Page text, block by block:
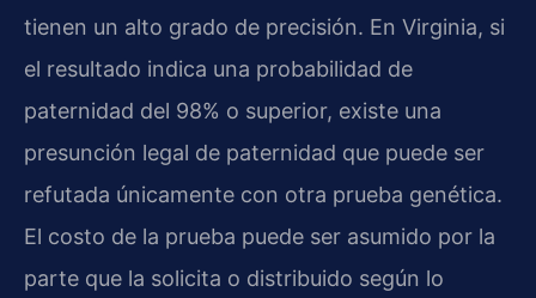
tienen un alto grado de precisión. En Virginia, si
el resultado indica una probabilidad de
paternidad del 98% o superior, existe una
presunción legal de paternidad que puede ser
refutada únicamente con otra prueba genética.
El costo de la prueba puede ser asumido por la
parte que la solicita o distribuido según lo